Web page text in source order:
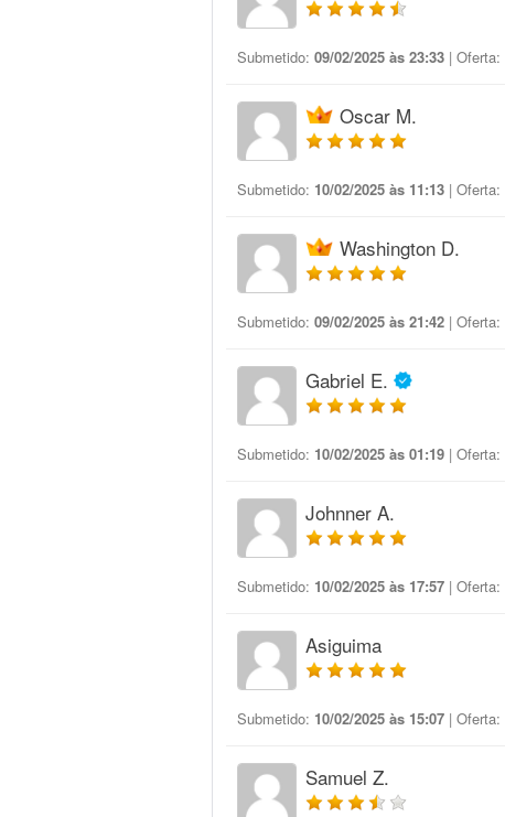
Submetido: 09/02/2025 às 23:33 | Oferta:
Oscar M.
Submetido: 10/02/2025 às 11:13 | Oferta:
Washington D.
Submetido: 09/02/2025 às 21:42 | Oferta:
Gabriel E.
Submetido: 10/02/2025 às 01:19 | Oferta:
Johnner A.
Submetido: 10/02/2025 às 17:57 | Oferta:
Asiguima
Submetido: 10/02/2025 às 15:07 | Oferta:
Samuel Z.